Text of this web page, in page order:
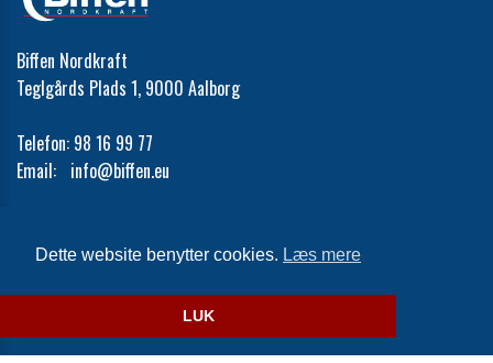
Dette website benytter cookies. Læs mere
LUK
Biffen Nordkraft
Teglgårds Plads 1, 9000 Aalborg
Telefon: 98 16 99 77
Email: info@biffen.eu